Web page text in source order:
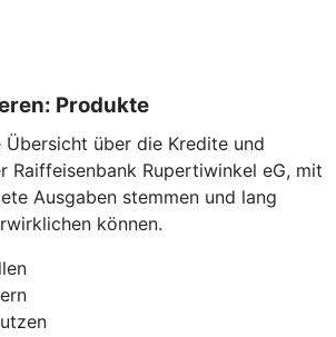
Produkte
Übersicht über die Kredite und
Raiffeisenbank Rupertiwinkel eG, mit
Ausgaben stemmen und lang
können.